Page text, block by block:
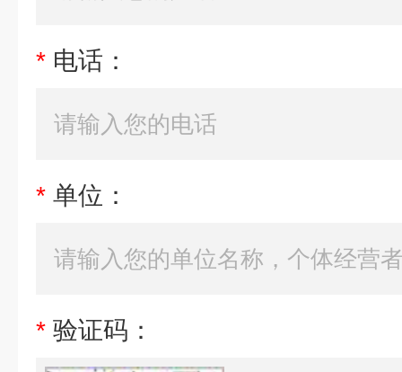
* 电话：
* 单位：
* 验证码：